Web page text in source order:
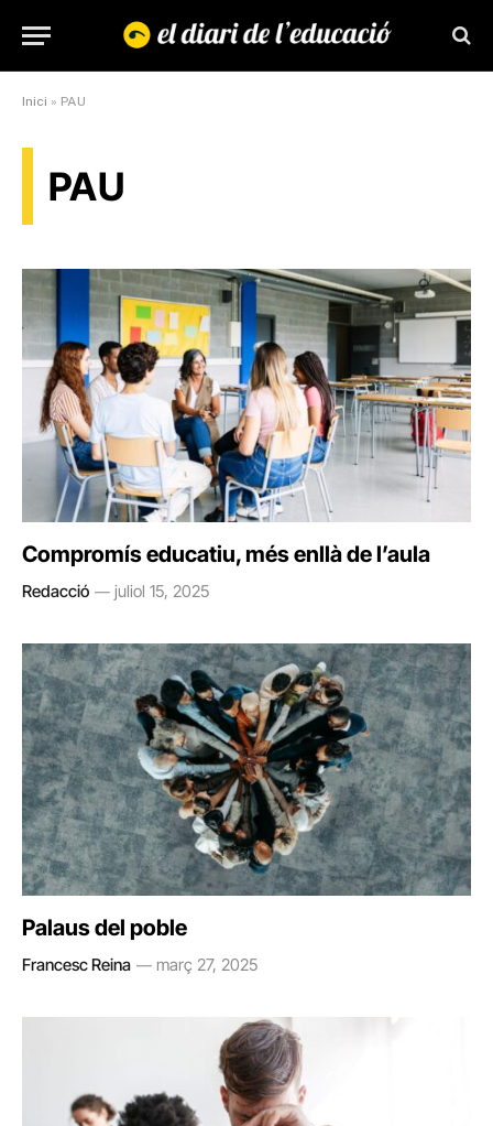
Inici » PAU
PAU
Compromís educatiu, més enllà de l’aula
Redacció juliol 15, 2025
Palaus del poble
Francesc Reina març 27, 2025